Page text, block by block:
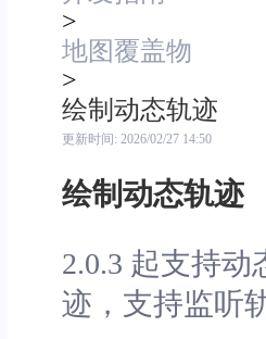
>
地图覆盖物
>
绘制动态轨迹
更新时间: 2026/02/27 14:50
绘制动态轨迹
2.0.3 起支持
迹，支持监听